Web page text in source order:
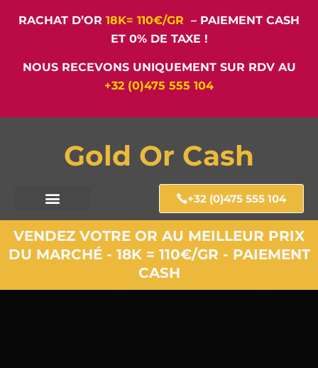
RACHAT D’OR 18K= 110€/GR – PAIEMENT CASH
ET 0% DE TAXE !
NOUS RECEVONS UNIQUEMENT SUR RDV AU
+32 (0)475 555 104
Gold Or Cash
+32 (0)475 555 104
VENDEZ VOTRE OR AU MEILLEUR PRIX
DU MARCHÉ - 18K = 110€/GR - PAIEMENT
CASH